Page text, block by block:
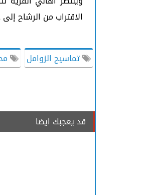
الاقتراب من الرشاح
تماسيح الزوامل
قد يعجبك ايضا